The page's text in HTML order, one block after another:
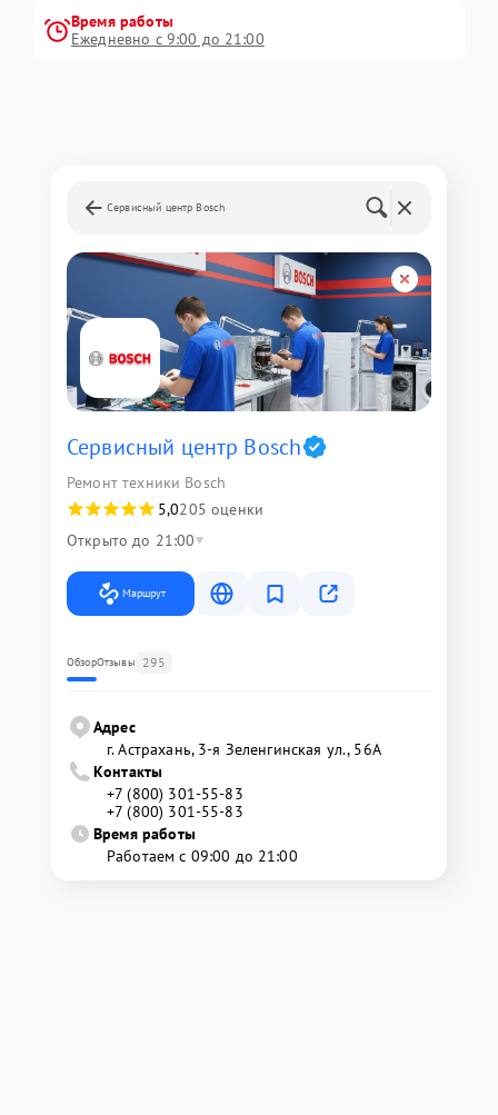
Время работы
Ежедневно с 9:00 до 21:00
Сервисный центр Bosch
Сервисный центр Bosch
Ремонт техники Bosch
5,0205 оценки
Открыто до 21:00
Маршрут
ОбзорОтзывы 295
Адрес
г. Астрахань, 3-я Зеленгинская ул., 56А
Контакты
+7 (800) 301-55-83
+7 (800) 301-55-83
Время работы
Работаем с 09:00 до 21:00